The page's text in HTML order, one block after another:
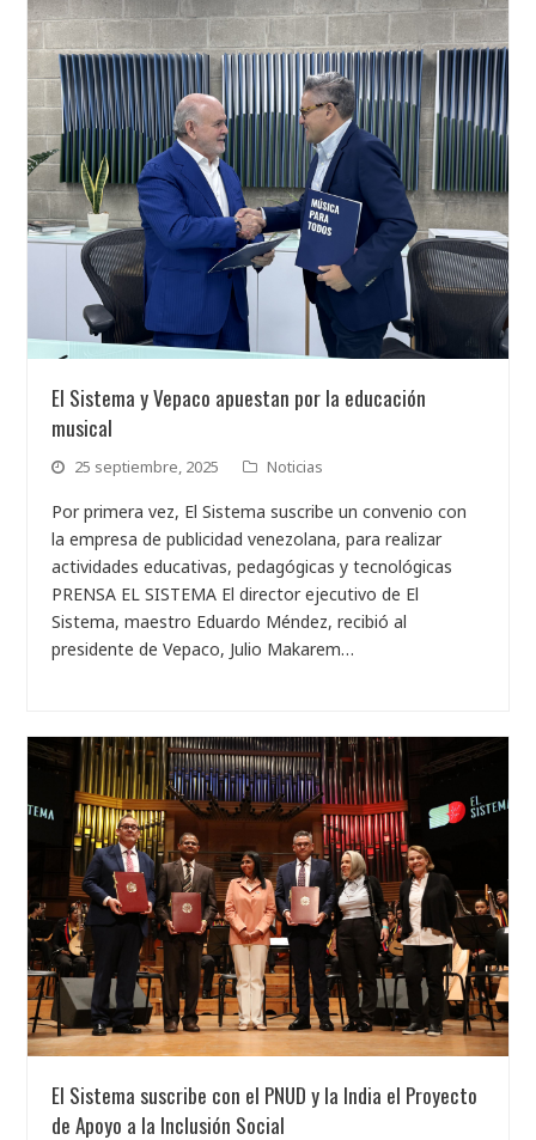
El Sistema y Vepaco apuestan por la educación
musical
25 septiembre, 2025 Noticias
Por primera vez, El Sistema suscribe un convenio con
la empresa de publicidad venezolana, para realizar
actividades educativas, pedagógicas y tecnológicas
PRENSA EL SISTEMA El director ejecutivo de El
Sistema, maestro Eduardo Méndez, recibió al
presidente de Vepaco, Julio Makarem…
El Sistema suscribe con el PNUD y la India el Proyecto
de Apoyo a la Inclusión Social